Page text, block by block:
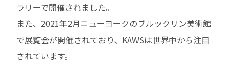
ラリーで開催されました。
また、2021年2月ニューヨークのブルックリン美術館
で展覧会が開催されており、KAWSは世界中から注目
されています。